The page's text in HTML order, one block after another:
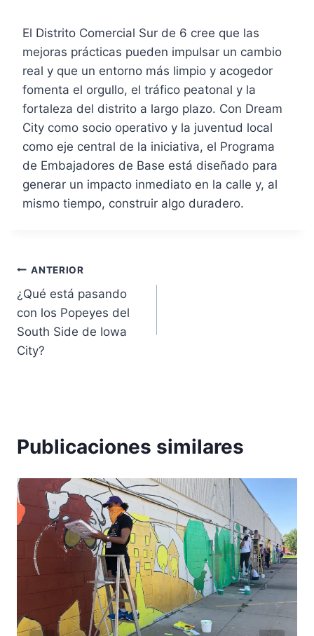
El Distrito Comercial Sur de 6 cree que las
mejoras prácticas pueden impulsar un cambio
real y que un entorno más limpio y acogedor
fomenta el orgullo, el tráfico peatonal y la
fortaleza del distrito a largo plazo. Con Dream
City como socio operativo y la juventud local
como eje central de la iniciativa, el Programa
de Embajadores de Base está diseñado para
generar un impacto inmediato en la calle y, al
mismo tiempo, construir algo duradero.
Navegación
de
entradas
ANTERIOR
¿Qué está pasando
con los Popeyes del
South Side de Iowa
City?
Publicaciones similares